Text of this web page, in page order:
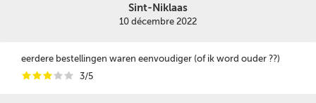
Sint-Niklaas
10 décembre 2022
eerdere bestellingen waren eenvoudiger (of ik word ouder ??)
iiiii 3/5